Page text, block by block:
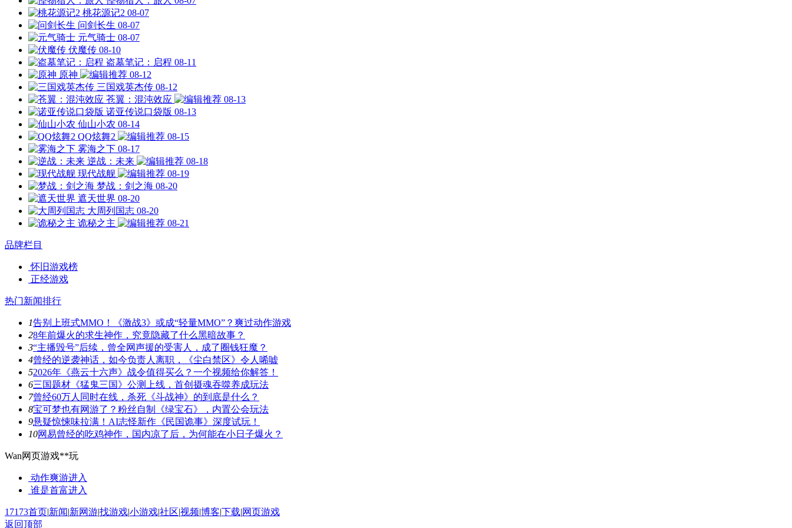
桃花源记2 08-07
问剑长生 08-07
元气骑士 08-07
伏魔传 08-10
盗墓笔记：启程 08-11
原神
08-12
三国戏英杰传 08-12
苍翼：混沌效应
08-13
诺亚传说口袋版 08-13
仙山小农 08-14
QQ炫舞2
08-15
雾海之下 08-17
逆战：未来
08-18
现代战舰
08-19
梦战：剑之海 08-20
遮天世界 08-20
大周列国志 08-20
诡秘之主
08-21
品牌栏目
怀旧游戏榜
正经游戏
热门新闻排行
1告别上班式MMO！《激战3》或成“轻量MMO”？爽过动作游戏
28年前爆火的求生神作，究竟隐藏了什么黑暗故事？
3“主播毁号”后续，曾全网声援的受害人，成了圈钱狂魔？
4曾经的逆袭神话，如今负责人离职，《尘白禁区》令人唏嘘
52026年《燕云十六声》战令值得买么？一个视频给你解答！
6三国题材《猛鬼三国》公测上线，首创摄魂吞噬养成玩法
7曾经60万人同时在线，杀死《斗战神》的到底是什么？
8宝可梦也有网游了？粉丝自制《绿宝石》，内置公会玩法
9悬疑惊悚味拉满！AI志怪新作《民国诡事》深度试玩！
10网易曾经的吃鸡神作，国内凉了后，为何能在小日子爆火？
Wan网页游戏**玩
动作爽游进入
谁是首富进入
17173首页|新闻|新网游|找游戏|小游戏|社区|视频|博客|下载|网页游戏
返回顶部